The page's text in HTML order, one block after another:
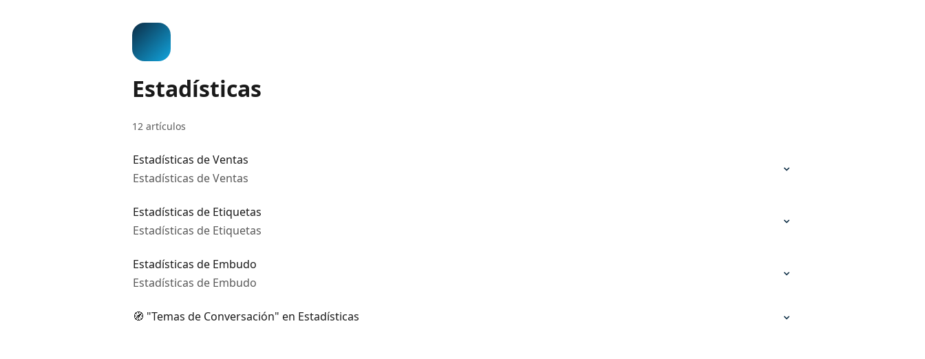
Estadísticas
12 artículos
Estadísticas de Ventas
Estadísticas de Ventas
Estadísticas de Etiquetas
Estadísticas de Etiquetas
Estadísticas de Embudo
Estadísticas de Embudo
🧭 "Temas de Conversación" en Estadísticas